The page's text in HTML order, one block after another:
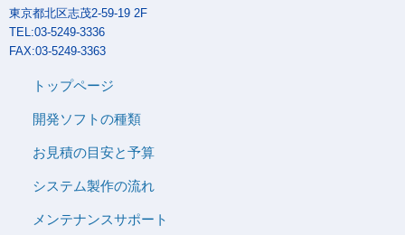
東京都北区志茂2-59-19 2F
TEL:03-5249-3336
FAX:03-5249-3363
トップページ
開発ソフトの種類
お見積の目安と予算
システム製作の流れ
メンテナンスサポート